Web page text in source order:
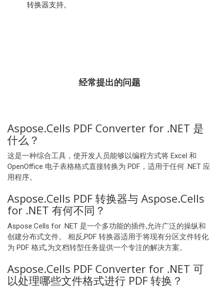
转换器支持。
经常提出的问题
Aspose.Cells PDF Converter for .NET 是
什么？
这是一种综合工具，使开发人员能够以编程方式将 Excel 和
OpenOffice 电子表格格式直接转换为 PDF，适用于任何 .NET 应
用程序。
Aspose.Cells PDF 转换器与 Aspose.Cells
for .NET 有何不同？
Aspose.Cells for .NET 是一个多功能的插件,允许广泛的操纵和
创建分布式文件。 相反,PDF 转换器适用于将现有分区文件转化
为 PDF 格式,为文档转型任务提供一个专注的解决方案。
Aspose.Cells PDF Converter for .NET 可
以处理哪些文件格式进行 PDF 转换？